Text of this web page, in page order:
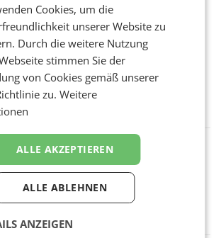
PRIMENEWS
Österreichische Post: Umsatzplus im
ersten Halbjahr trotz schwachem
Briefgeschäft
WIEN Die Österreichische Post AG hat im
ersten Halbjahr 2026 einen Konzernumsatz
von 1.544,0 Mio. EUR erwirtschaftet, was
MARKETING & MEDIA
ProSiebenSat.1 spart und macht
überraschend viel Gewinn
UNTERFÖHRING/MAILAND/AMSTERDAM. Der
Fernsehkonzern ProSiebenSat.1 hat im
wieder Gewinn gemacht und die
Cookies, um die
unserer Website zu
Durch die weitere Nutzung
stimmen Sie der
von Cookies gemäß unserer
zu.Weitere
ALLE AKZEPTIEREN
ALLE ABLEHNEN
ANZEIGEN